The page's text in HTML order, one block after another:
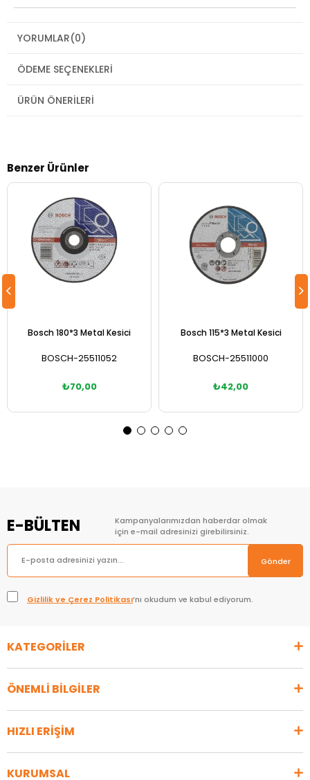
YORUMLAR(0)
ÖDEME SEÇENEKLERI
ÜRÜN ÖNERILERI
Benzer Ürünler
Bosch 180*3 Metal Kesici
BOSCH-25511052
₺70,00
Bosch 115*3 Metal Kesici
BOSCH-25511000
₺42,00
E-BÜLTEN
Kampanyalarımızdan haberdar olmak
için e-mail adresinizi girebilirsiniz.
Gönder
Gizlilik ve Çerez Politikası’nı okudum ve kabul ediyorum.
KATEGORİLER
ÖNEMLİ BİLGİLER
HIZLI ERİŞİM
KURUMSAL